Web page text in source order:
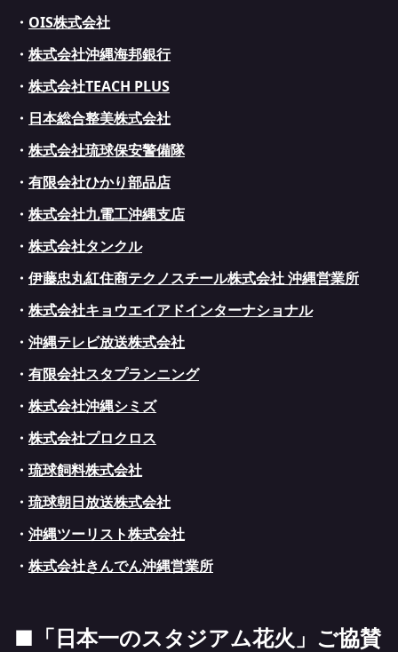
・ OIS株式会社
・ 株式会社沖縄海邦銀行
・ 株式会社TEACH PLUS
・ 日本総合整美株式会社
・ 株式会社琉球保安警備隊
・ 有限会社ひかり部品店
・ 株式会社九電工沖縄支店
・ 株式会社タンクル
・ 伊藤忠丸紅住商テクノスチール株式会社 沖縄営業所
・ 株式会社キョウエイアドインターナショナル
・ 沖縄テレビ放送株式会社
・ 有限会社スタプランニング
・ 株式会社沖縄シミズ
・ 株式会社プロクロス
・ 琉球飼料株式会社
・ 琉球朝日放送株式会社
・ 沖縄ツーリスト株式会社
・ 株式会社きんでん沖縄営業所
■「日本一のスタジアム花火」ご協賛